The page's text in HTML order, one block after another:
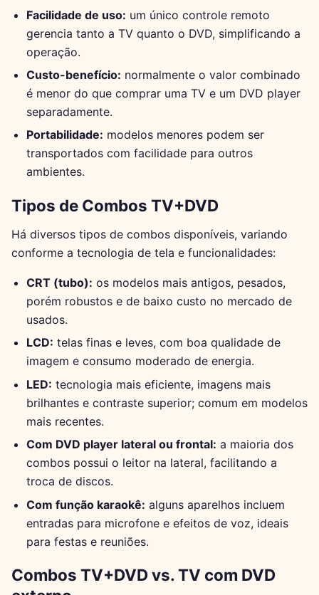
Facilidade de uso: um único controle remoto
gerencia tanto a TV quanto o DVD, simplificando a
operação.
Custo-benefício: normalmente o valor combinado
é menor do que comprar uma TV e um DVD player
separadamente.
Portabilidade: modelos menores podem ser
transportados com facilidade para outros
ambientes.
Tipos de Combos TV+DVD
Há diversos tipos de combos disponíveis, variando
conforme a tecnologia de tela e funcionalidades:
CRT (tubo): os modelos mais antigos, pesados,
porém robustos e de baixo custo no mercado de
usados.
LCD: telas finas e leves, com boa qualidade de
imagem e consumo moderado de energia.
LED: tecnologia mais eficiente, imagens mais
brilhantes e contraste superior; comum em modelos
mais recentes.
Com DVD player lateral ou frontal: a maioria dos
combos possui o leitor na lateral, facilitando a
troca de discos.
Com função karaokê: alguns aparelhos incluem
entradas para microfone e efeitos de voz, ideais
para festas e reuniões.
Combos TV+DVD vs. TV com DVD